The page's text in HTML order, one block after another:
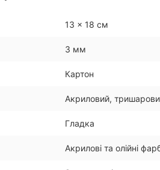
13 × 18 см
3 мм
Картон
Акриловий,
Гладка
Акрилові та олійні